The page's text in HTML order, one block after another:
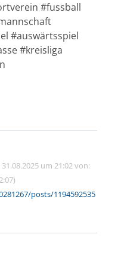
#fussball
#auswärtsspiel
#kreisliga
um 21:02 von:
posts/1194592535